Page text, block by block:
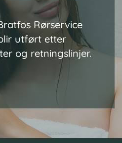
Rørservice
utført etter
og retningslinjer.